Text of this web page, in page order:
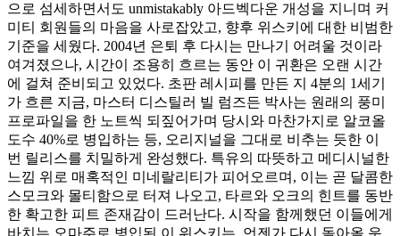
으로 섬세하면서도 unmistakably 아드벡다운 개성을 지니며 커
미티 회원들의 마음을 사로잡았고, 향후 위스키에 대한 비범한
기준을 세웠다. 2004년 은퇴 후 다시는 만나기 어려울 것이라
여겨졌으나, 시간이 조용히 흐르는 동안 이 귀환은 오랜 시간
에 걸쳐 준비되고 있었다. 초판 레시피를 만든 지 4분의 1세기
가 흐른 지금, 마스터 디스틸러 빌 럼즈든 박사는 원래의 풍미
프로파일을 한 노트씩 되짚어가며 당시와 마찬가지로 알코올
도수 40%로 병입하는 등, 오리지널을 그대로 비추는 듯한 이
번 릴리스를 치밀하게 완성했다. 특유의 따뜻하고 메디시널한
느낌 위로 매혹적인 미네랄리티가 피어오르며, 이는 곧 달콤한
스모크와 몰티함으로 터져 나오고, 타르와 오크의 힌트를 동반
한 확고한 피트 존재감이 드러난다. 시작을 함께했던 이들에게